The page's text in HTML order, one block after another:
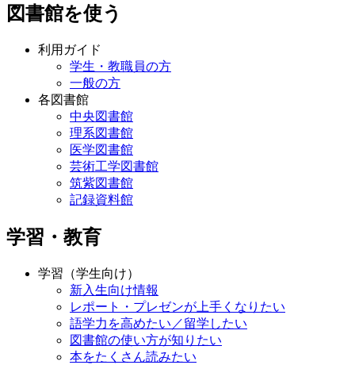
図書館を使う
利用ガイド
学生・教職員の方
一般の方
各図書館
中央図書館
理系図書館
医学図書館
芸術工学図書館
筑紫図書館
記録資料館
学習・教育
学習（学生向け）
新入生向け情報
レポート・プレゼンが上手くなりたい
語学力を高めたい／留学したい
図書館の使い方が知りたい
本をたくさん読みたい